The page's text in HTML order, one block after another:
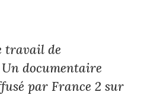
travail de
documentaire
par France 2 sur